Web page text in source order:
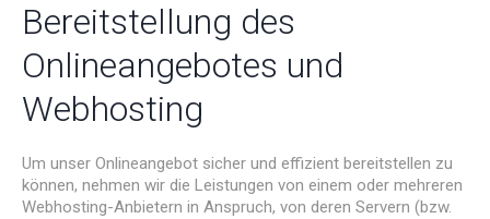
Bereitstellung des
Onlineangebotes und
Webhosting
Um unser Onlineangebot sicher und effizient bereitstellen zu
können, nehmen wir die Leistungen von einem oder mehreren
Webhosting-Anbietern in Anspruch, von deren Servern (bzw.